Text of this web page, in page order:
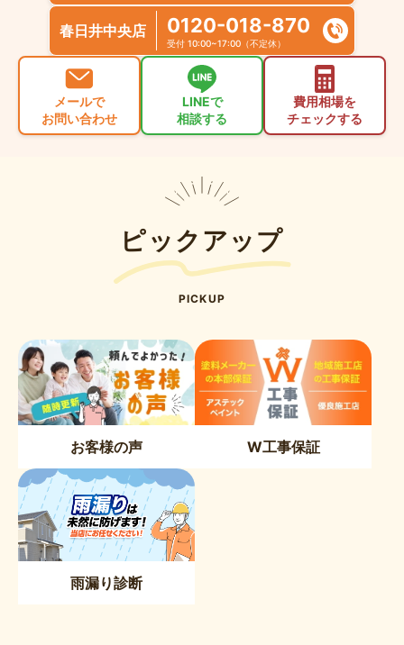
春日井中央店 0120-018-870
受付 10:00~17:00（不定休）
メールで
お問い合わせ
LINEで
相談する
費用相場を
チェックする
ピックアップ
PICKUP
お客様の声 W工事保証
雨漏り診断